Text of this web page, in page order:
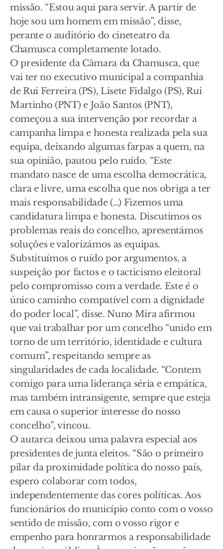
missão. “Estou aqui para servir. A partir de
hoje sou um homem em missão”, disse,
perante o auditório do cineteatro da
Chamusca completamente lotado.
O presidente da Câmara da Chamusca, que
vai ter no executivo municipal a companhia
de Rui Ferreira (PS), Lisete Fidalgo (PS), Rui
Martinho (PNT) e João Santos (PNT),
começou a sua intervenção por recordar a
campanha limpa e honesta realizada pela sua
equipa, deixando algumas farpas a quem, na
sua opinião, pautou pelo ruído. “Este
mandato nasce de uma escolha democrática,
clara e livre, uma escolha que nos obriga a ter
mais responsabilidade (…) Fizemos uma
candidatura limpa e honesta. Discutimos os
problemas reais do concelho, apresentámos
soluções e valorizámos as equipas.
Substituímos o ruído por argumentos, a
suspeição por factos e o tacticismo eleitoral
pelo compromisso com a verdade. Este é o
único caminho compatível com a dignidade
do poder local”, disse. Nuno Mira afirmou
que vai trabalhar por um concelho “unido em
torno de um território, identidade e cultura
comum”, respeitando sempre as
singularidades de cada localidade. “Contem
comigo para uma liderança séria e empática,
mas também intransigente, sempre que esteja
em causa o superior interesse do nosso
concelho”, vincou.
O autarca deixou uma palavra especial aos
presidentes de junta eleitos. “São o primeiro
pilar da proximidade política do nosso país,
espero colaborar com todos,
independentemente das cores políticas. Aos
funcionários do município conto com o vosso
sentido de missão, com o vosso rigor e
empenho para honrarmos a responsabilidade